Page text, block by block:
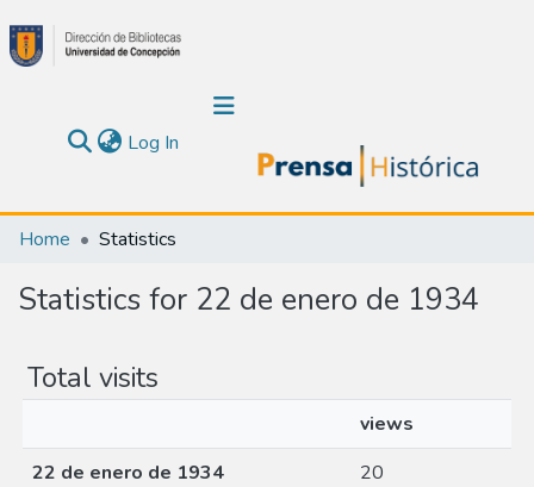
Log In(current)
Communities & Collections
About Us
All of DSpace
Home Statistics
Statistics for 22 de enero de 1934
Total visits
views
22 de enero de 1934
20